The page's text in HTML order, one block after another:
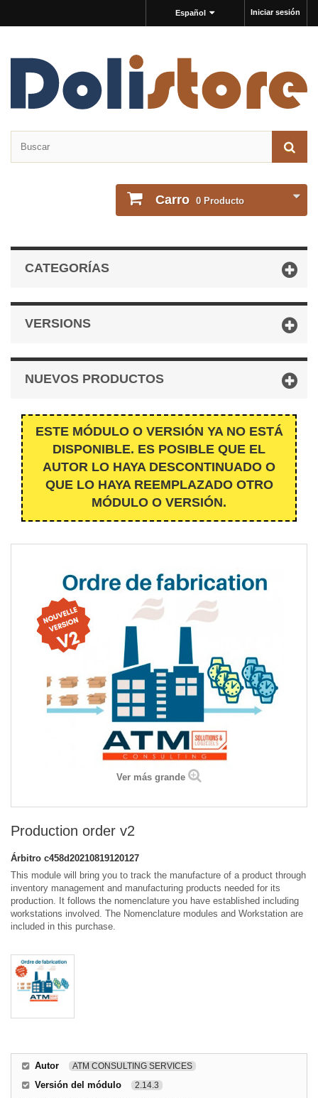
Iniciar sesión
Español
Carro 0 Producto
CATEGORÍAS
VERSIONS
NUEVOS PRODUCTOS
ESTE MÓDULO O VERSIÓN YA NO ESTÁ
DISPONIBLE. ES POSIBLE QUE EL
AUTOR LO HAYA DESCONTINUADO O
QUE LO HAYA REEMPLAZADO OTRO
MÓDULO O VERSIÓN.
Ver más grande
Production order v2
Árbitro c458d20210819120127
This module will bring you to track the manufacture of a product through
inventory management and manufacturing products needed for its
production. It follows the nomenclature you have established including
workstations involved. The Nomenclature modules and Workstation are
included in this purchase.
Autor ATM CONSULTING SERVICES
Versión del módulo 2.14.3